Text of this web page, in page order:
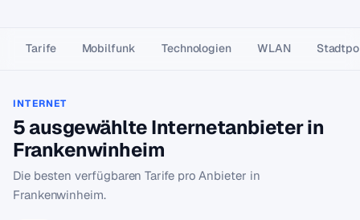
Tarife Mobilfunk Technologien WLAN
INTERNET
5 ausgewählte Internetanbieter in
Frankenwinheim
Die besten verfügbaren Tarife pro Anbieter in
Frankenwinheim.